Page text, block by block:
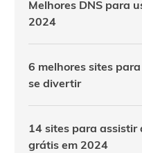
Melhores DNS para
2024
6 melhores sites
se divertir
14 sites para assistir
grátis em 2024